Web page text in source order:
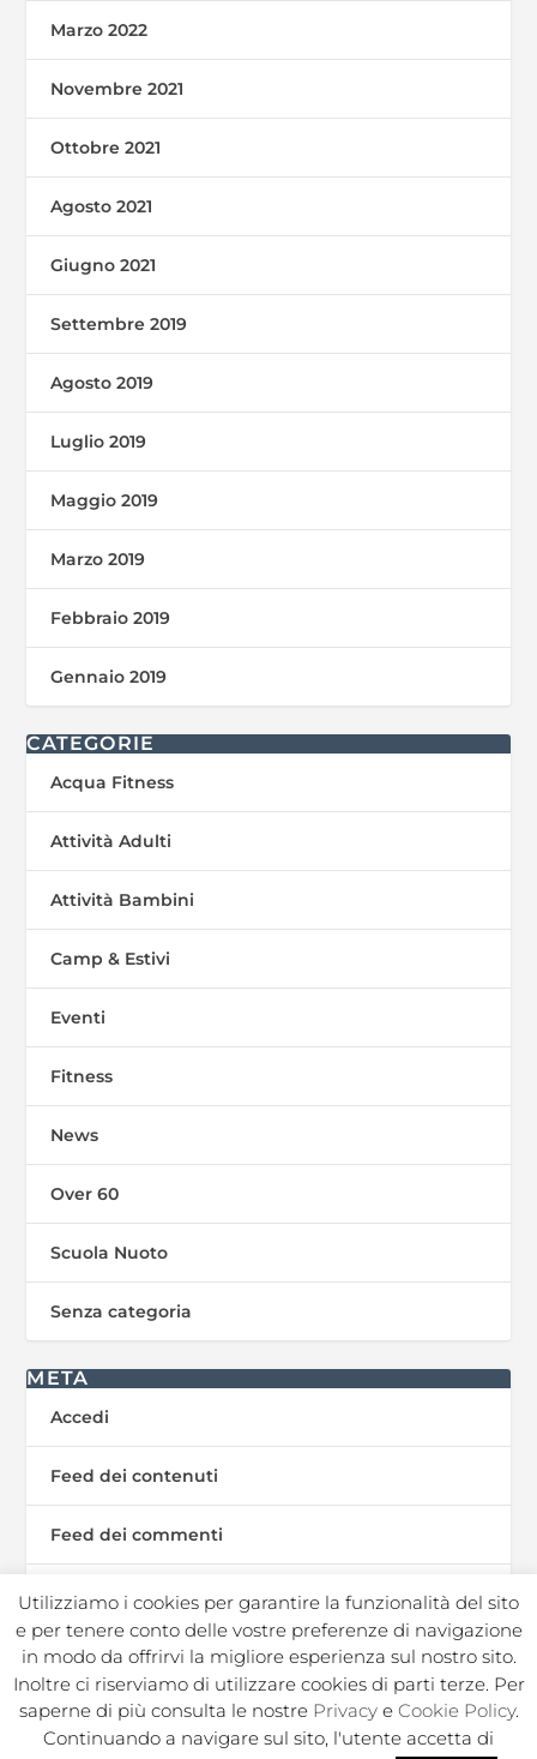
Marzo 2022
Novembre 2021
Ottobre 2021
Agosto 2021
Giugno 2021
Settembre 2019
Agosto 2019
Luglio 2019
Maggio 2019
Marzo 2019
Febbraio 2019
Gennaio 2019
CATEGORIE
Acqua Fitness
Attività Adulti
Attività Bambini
Camp & Estivi
Eventi
Fitness
News
Over 60
Scuola Nuoto
Senza categoria
META
Accedi
Feed dei contenuti
Feed dei commenti
WordPress.org
In Sport s.r.l. Societa Sportiva Dilettantistica | C.F./P.I.
02050250964 |
Privacy Policy | Privacy Contatti
Cookie
Regolamento | Politica ambientale|
Utilizziamo i cookies per garantire la funzionalità del sito
e per tenere conto delle vostre preferenze di navigazione
in modo da offrirvi la migliore esperienza sul nostro sito.
Inoltre ci riserviamo di utilizzare cookies di parti terze. Per
saperne di più consulta le nostre Privacye Cookie Policy.
Continuando a navigare sul sito, l'utente accetta di